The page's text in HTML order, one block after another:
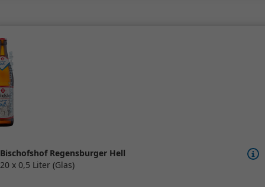
Bischofshof Regensburger Hell
20 x 0,5 Liter (Glas)